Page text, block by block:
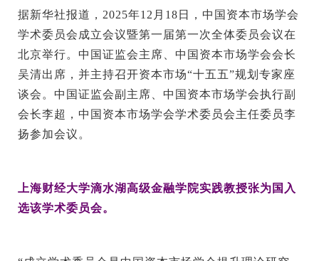
院长邮箱
EN
地址：上海市浦东新区海基六路99号创新魔坊三期2号楼
邮编：201306
总机：021-38221153
邮箱：dafi@sufe.edu.cn
据新华社报道，2025年12月18日，中国资本市场学会
学术委员会成立会议暨第一届第一次全体委员会议在
北京举行。中国证监会主席、中国资本市场学会会长
吴清出席，并主持召开资本市场“十五五”规划专家座
谈会。中国证监会副主席、中国资本市场学会执行副
会长李超，中国资本市场学会学术委员会主任委员李
扬参加会议。
上海财经大学滴水湖高级金融学院实践教授张为国入
选该学术委员会。